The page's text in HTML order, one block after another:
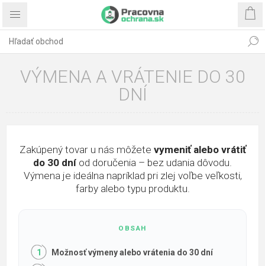
VÝMENA A VRÁTENIE DO 30
DNÍ
Zakúpený tovar u nás môžete vymeniť alebo vrátiť
do 30 dní od doručenia – bez udania dôvodu.
Výmena je ideálna napríklad pri zlej voľbe veľkosti,
farby alebo typu produktu.
Možnosť výmeny alebo vrátenia do 30 dní